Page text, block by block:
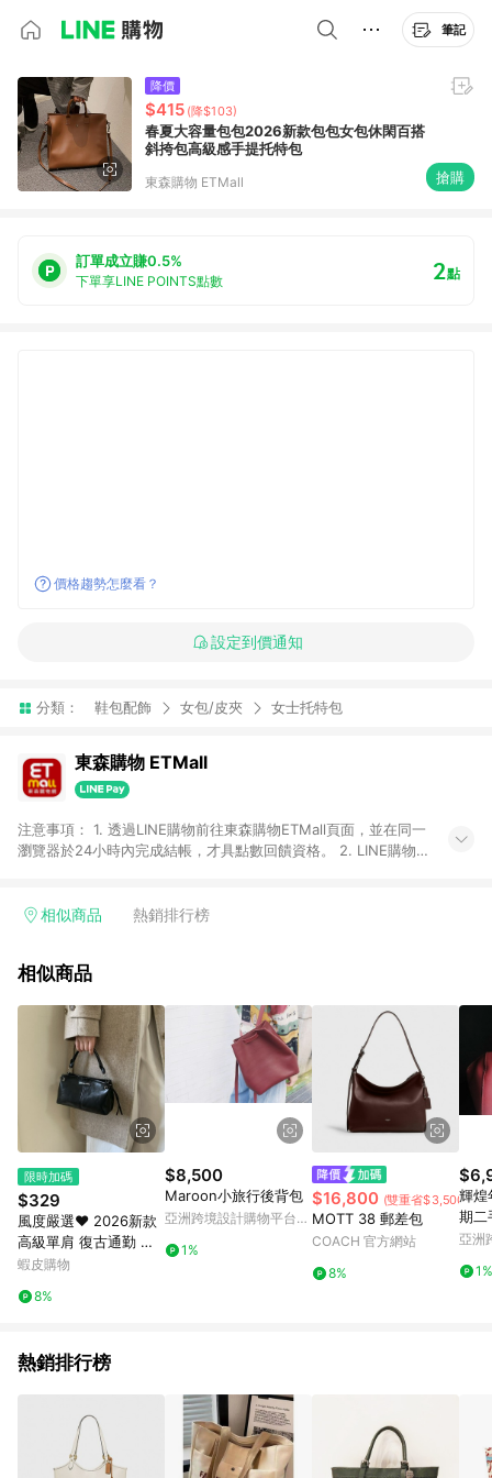
筆記
降價
$415 (降$103)
春夏大容量包包2026新款包包女包休閑百搭
斜挎包高級感手提托特包
東森購物 ETMall 搶購
訂單成立賺0.5%
下單享LINE POINTS點數 2點
價格趨勢怎麼看？
設定到價通知
分類： 鞋包配飾 女包/皮夾 女士托特包
東森購物 ETMall
注意事項： 1. 透過LINE購物前往東森購物ETMall頁面，並在同一
瀏覽器於24小時內完成結帳，才具點數回饋資格。 2. LINE購物
單，皆不在點數回饋範圍內。 3. 如購買以下類別商品，將無法獲
球嚴選、商城、專案商品、「草莓網」全館商品。 4. 如取消訂
回饋。 5. 點數回饋會扣除所有折扣優惠後之最終發票金額計算，
實際回饋請依LINE購物通知為主。 6. 訂單如有使用東森購物
ETMall站內之折扣優惠(包含但不限於東森幣、樂透金、東森現金
券等)，不具點數回饋資格。詳細請依東森購物ETMall之結帳頁面
顯示為準。 7. LINE購物設有「單一商品最高回饋點數」機制(特
殊活動時開放「回饋無上限」)，以同一訂單中同一商品不論件數
計算，並依訂單成立時間當下LINE購物所設定的回饋機制為準。
8. LINE購物為購物資訊整合性平台，商品資料更新會有時間差，
如顯示之商品規格、顏色、價位、贈品與東森購物ETMall銷售網
頁不符，以銷售網頁標示為準。 9. 若有贈點爭議，請務必於訂單
日期+180天以內至LINE購物客服洽詢；若超過180天(含)以上進
行申訴，恕無法贈點回饋。 10. 部分點數紅包僅限指定商品使
用，或不適用於無回饋商品。各點數紅包之適用商品與使用條件
請依點數紅包頁面規則為準。
相似商品 熱銷排行榜
相似商品
限時加碼
$329
風度嚴選❤️ 2026新款
高級單肩 復古通勤 簡
約休閒時尚手提斜挎包
蝦皮購物
8%
$8,500
Maroon小旅行後背包
亞洲跨境設計購物平台
1%
$16,800 (雙重省$3,500)
MOTT 38 郵差包
COACH 官方網站
8%
輝煌
期二
手提
亞洲
1%
熱銷排行榜